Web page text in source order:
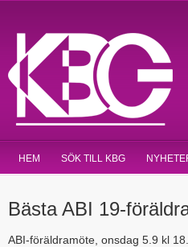
HEM SÖK TILL KBG
Bästa ABI 19-
ABI-föräldramöte, onsdag 5.9 kl